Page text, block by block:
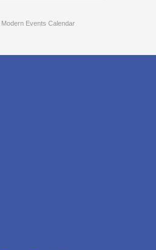
Modern Events Calendar